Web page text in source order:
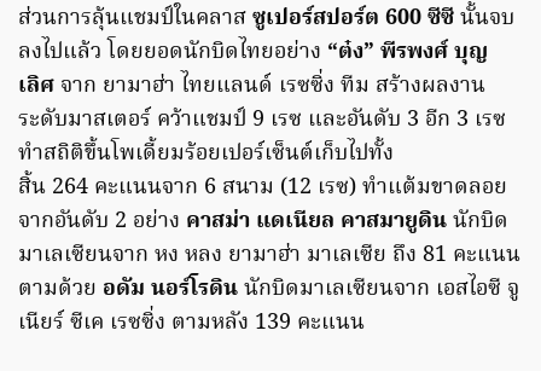
ส่วนการลุ้นแชมป์ในคลาสซูเปอร์สปอร์ต 600ซีซีนั้นจบ
ลงไปแล้ว โดยยอดนักบิดไทยอย่าง “ต๋ง” พีรพงศ์ บุญ
เลิศ จาก ยามาฮ่า ไทยแลนด์ เรซซิ่ง ทีม สร้างผลงาน
ระดับมาสเตอร์ คว้าแชมป์ 9 เรซ และอันดับ 3 อีก 3 เรซ
ทำสถิติขึ้นโพเดี้ยมร้อยเปอร์เซ็นต์เก็บไปทั้ง
สิ้น 264 คะแนนจาก 6 สนาม (12 เรซ) ทำแต้มขาดลอย
จากอันดับ 2 อย่าง คาสม่า แดเนียล คาสมายูดินนักบิด
มาเลเซียนจาก หง หลง ยามาฮ่า มาเลเซีย ถึง 81 คะแนน
ตามด้วย อดัม นอร์โรดินนักบิดมาเลเซียนจาก เอสไอซี จู
เนียร์ ซีเค เรซซิ่ง ตามหลัง 139 คะแนน